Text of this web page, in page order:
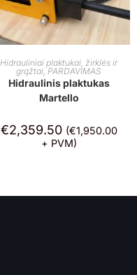
Į KREPŠELĮ
Hidrauliniai plaktukai, žirklės ir
grąžtai ,PARDAVIMAS
Hidraulinis plaktukas
Martello
€2,359.50 (€1,950.00
+ PVM)